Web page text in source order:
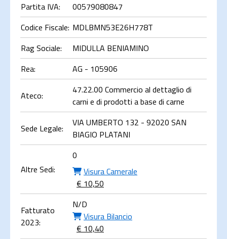
Partita IVA:
00579080847
Codice Fiscale: MDLBMN53E26H778T
Rag Sociale:
MIDULLA BENIAMINO
Rea:
AG - 105906
Ateco:
47.22.00 Commercio al dettaglio di
carni e di prodotti a base di carne
Sede Legale:
VIA UMBERTO 132 - 92020 SAN
BIAGIO PLATANI
Altre Sedi:
0
Visura Camerale
€ 10,50
Fatturato
2023:
N/D
Visura Bilancio
€ 10,40